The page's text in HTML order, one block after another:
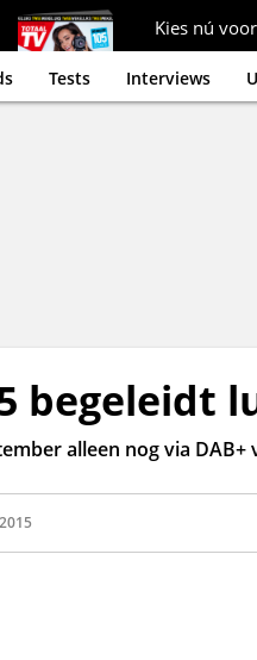
Kies nú
Tests Interviews
begeleidt
alleen nog via